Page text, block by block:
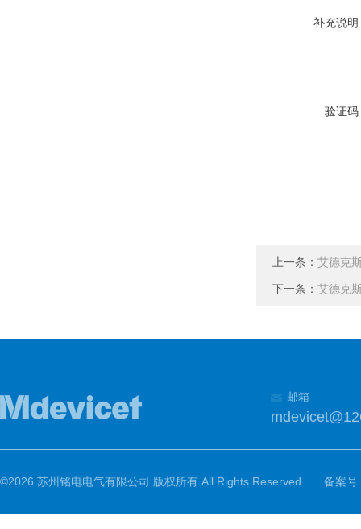
补充说明
验证码
上一条： 艾德克
下一条： 艾德克
邮箱
©2026 苏州铭电电气有限公司 版权所有 All Rights Reserved. 备案号